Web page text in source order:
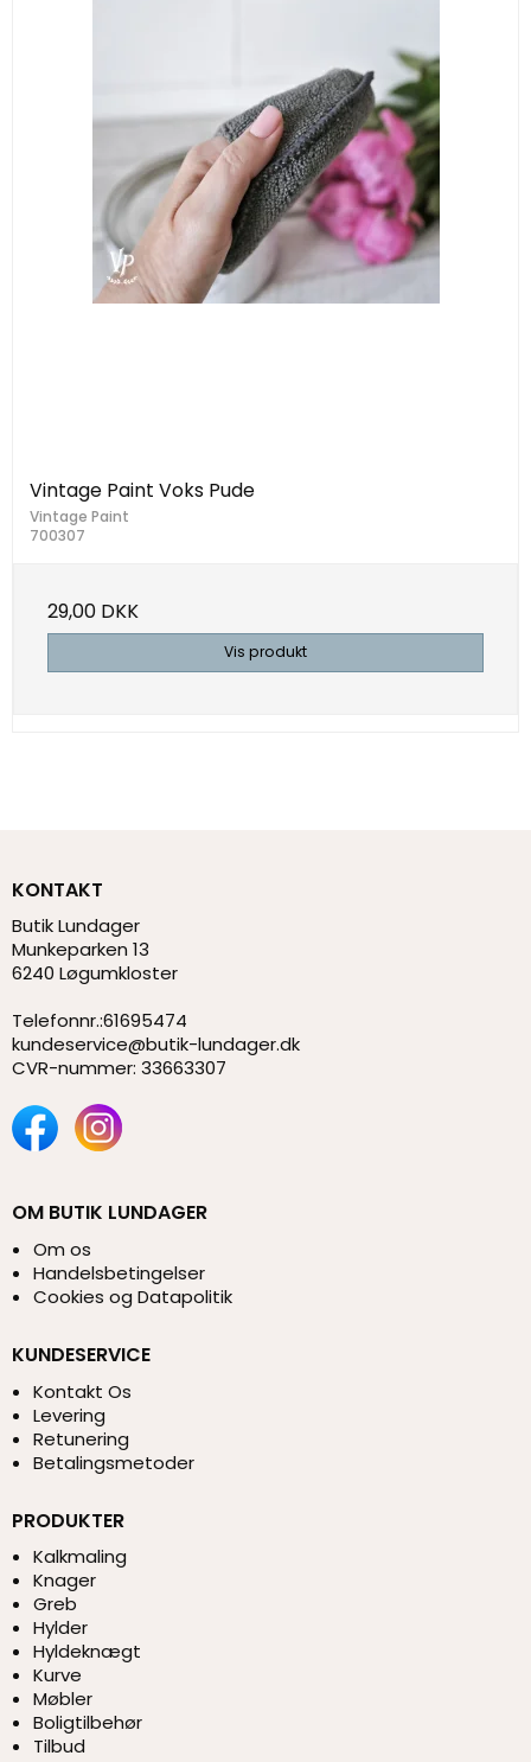
Vintage Paint Voks Pude
Vintage Paint
700307
29,00 DKK
Vis produkt
KONTAKT
Butik Lundager
Munkeparken 13
6240 Løgumkloster
Telefonnr.:61695474
kundeservice@butik-lundager.dk
CVR-nummer: 33663307
OM BUTIK LUNDAGER
Om os
Handelsbetingelser
Cookies og Datapolitik
KUNDESERVICE
Kontakt Os
Levering
Retunering
Betalingsmetoder
PRODUKTER
Kalkmaling
Knager
Greb
Hylder
Hyldeknægt
Kurve
Møbler
Boligtilbehør
Tilbud